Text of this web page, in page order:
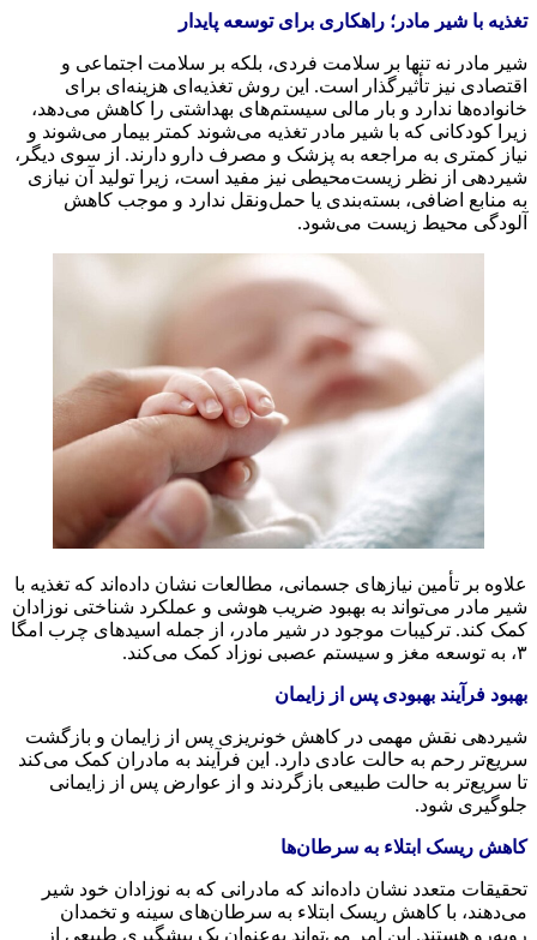
با شیر مادر؛ راهکاری برای توسعه پایدار
مادر نه تنها بر سلامت فردی، بلکه بر سلامت اجتماعی و
نیز تأثیرگذار است. این روش تغذیه‌ای هزینه‌ای برای
ندارد و بار مالی سیستم‌های بهداشتی را کاهش می‌دهد،
کودکانی که با شیر مادر تغذیه می‌شوند کمتر بیمار می‌شوند و
کمتری به مراجعه به پزشک و مصرف دارو دارند. از سوی دیگر،
از نظر زیست‌محیطی نیز مفید است، زیرا تولید آن نیازی
منابع اضافی، بسته‌بندی یا حمل‌ونقل ندارد و موجب کاهش
محیط زیست می‌شود.
بر تأمین نیازهای جسمانی، مطالعات نشان داده‌اند که تغذیه با
مادر می‌تواند به بهبود ضریب هوشی و عملکرد شناختی نوزادان
کند. ترکیبات موجود در شیر مادر، از جمله اسیدهای چرب امگا
فرآیند بهبودی پس از زایمان
نقش مهمی در کاهش خونریزی پس از زایمان و بازگشت
رحم به حالت عادی دارد. این فرآیند به مادران کمک می‌کند
سریع‌تر به حالت طبیعی بازگردند و از عوارض پس از زایمانی
شود.
ریسک ابتلاء به سرطان‌ها
متعدد نشان داده‌اند که مادرانی که به نوزادان خود شیر
با کاهش ریسک ابتلاء به سرطان‌های سینه و تخمدان
هستند. این امر می‌تواند به‌عنوان یک پیشگیری طبیعی از